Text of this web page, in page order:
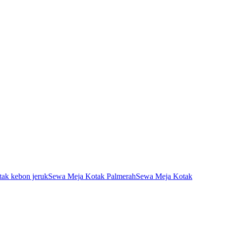
kebon jerukSewa Meja Kotak PalmerahSewa Meja Kotak